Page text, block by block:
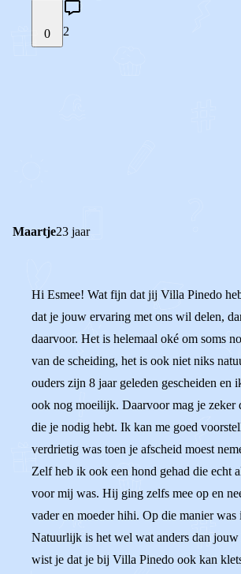
0 2
Maartje23 jaar
Hi Esmee! Wat fijn dat jij Villa Pinedo
dat je jouw ervaring met ons wil delen,
daarvoor. Het is helemaal oké om soms
van de scheiding, het is ook niet niks
ouders zijn 8 jaar geleden gescheiden en
ook nog moeilijk. Daarvoor mag je zeker
die je nodig hebt. Ik kan me goed
verdrietig was toen je afscheid moest
Zelf heb ik ook een hond gehad die echt
voor mij was. Hij ging zelfs mee op en
vader en moeder hihi. Op die manier was
Natuurlijk is het wel wat anders dan
wist je dat je bij Villa Pinedo ook kan